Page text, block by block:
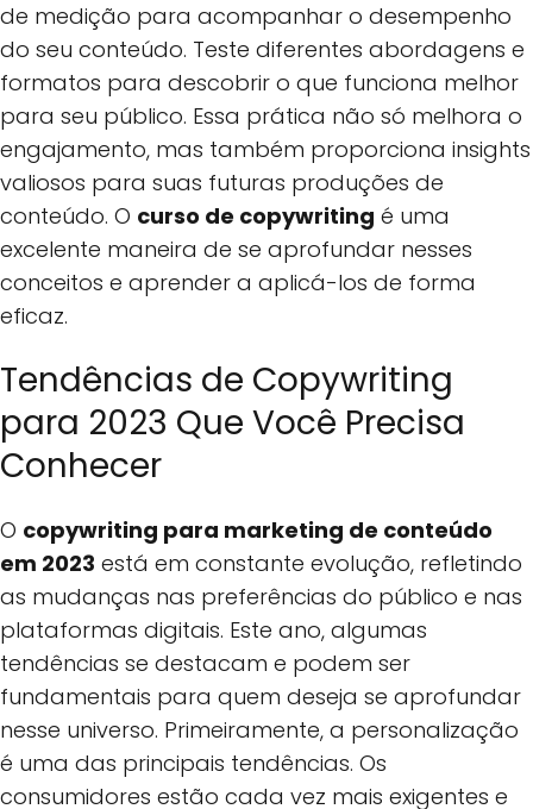
de medição para acompanhar o desempenho
do seu conteúdo. Teste diferentes abordagens e
formatos para descobrir o que funciona melhor
para seu público. Essa prática não só melhora o
engajamento, mas também proporciona insights
valiosos para suas futuras produções de
conteúdo. O curso de copywriting é uma
excelente maneira de se aprofundar nesses
conceitos e aprender a aplicá-los de forma
eficaz.
Tendências de Copywriting
para 2023 Que Você Precisa
Conhecer
O copywriting para marketing de conteúdo
em 2023 está em constante evolução, refletindo
as mudanças nas preferências do público e nas
plataformas digitais. Este ano, algumas
tendências se destacam e podem ser
fundamentais para quem deseja se aprofundar
nesse universo. Primeiramente, a personalização
é uma das principais tendências. Os
consumidores estão cada vez mais exigentes e